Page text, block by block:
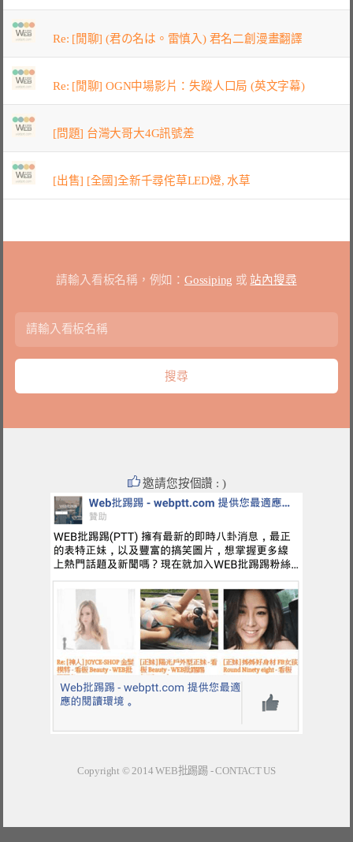
Re: [閒聊] (君の名は。雷慎入) 君名二創漫畫翻譯
Re: [閒聊] OGN中場影片：失蹤人口局 (英文字幕)
[問題] 台灣大哥大4G訊號差
[出售] [全國]全新千尋侘草LED燈, 水草
請輸入看板名稱，例如：Gossiping 或 站內搜尋
邀請您按個讚 : )
Copyright © 2014WEB批踢踢-CONTACT US